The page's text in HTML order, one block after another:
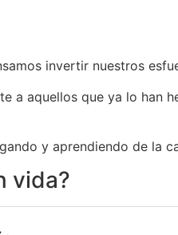
invertir nuestros
a aquellos que ya lo han
y aprendiendo de la
vida?